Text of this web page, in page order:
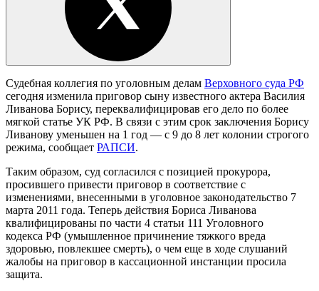
Судебная коллегия по уголовным делам Верховного суда РФ
сегодня изменила приговор сыну известного актера Василия
Ливанова Борису, переквалифицировав его дело по более
мягкой статье УК РФ. В связи с этим срок заключения Борису
Ливанову уменьшен на 1 год — с 9 до 8 лет колонии строгого
режима, сообщает РАПСИ.
Таким образом, суд согласился с позицией прокурора,
просившего привести приговор в соответствие с
изменениями, внесенными в уголовное законодательство 7
марта 2011 года. Теперь действия Бориса Ливанова
квалифицированы по части 4 статьи 111 Уголовного
кодекса РФ (умышленное причинение тяжкого вреда
здоровью, повлекшее смерть), о чем еще в ходе слушаний
жалобы на приговор в кассационной инстанции просила
защита.